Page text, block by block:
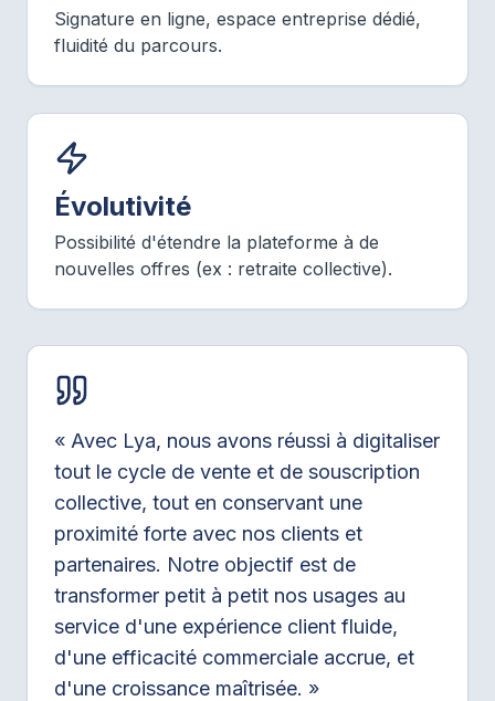
Signature en ligne, espace entreprise dédié,
fluidité du parcours.
Évolutivité
Possibilité d'étendre la plateforme à de
nouvelles offres (ex : retraite collective).
« Avec Lya, nous avons réussi à digitaliser
tout le cycle de vente et de souscription
collective, tout en conservant une
proximité forte avec nos clients et
partenaires. Notre objectif est de
transformer petit à petit nos usages au
service d'une expérience client fluide,
d'une efficacité commerciale accrue, et
d'une croissance maîtrisée. »